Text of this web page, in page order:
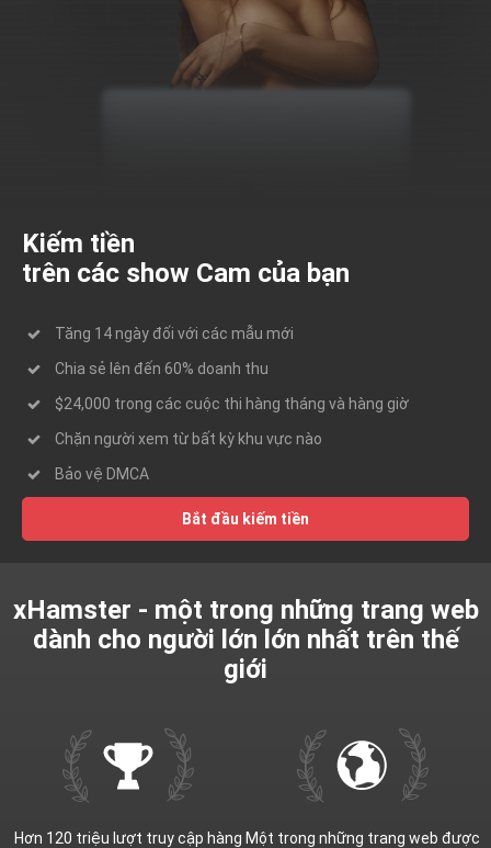
Kiếm tiền
trên các show Cam của bạn
Tăng 14 ngày đối với các mẫu mới
Chia sẻ lên đến 60% doanh thu
$24,000 trong các cuộc thi hàng tháng và hàng giờ
Chặn người xem từ bất kỳ khu vực nào
Bảo vệ DMCA
Bắt đầu kiếm tiền
xHamster - một trong những trang web
dành cho người lớn lớn nhất trên thế
giới
Hơn 120 triệu lượt truy cập hàng Một trong những trang web được